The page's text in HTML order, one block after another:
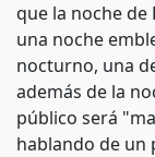
que la noche
una noche
nocturno, una
además de la
público será
hablando de un